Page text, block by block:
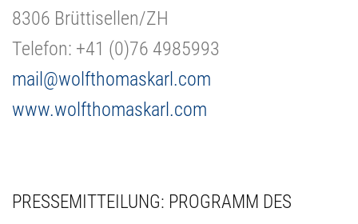
8306 Brüttisellen/ZH
Telefon: +41 (0)76 4985993
mail@wolfthomaskarl.com
www.wolfthomaskarl.com
PRESSEMITTEILUNG: PROGRAMM DES